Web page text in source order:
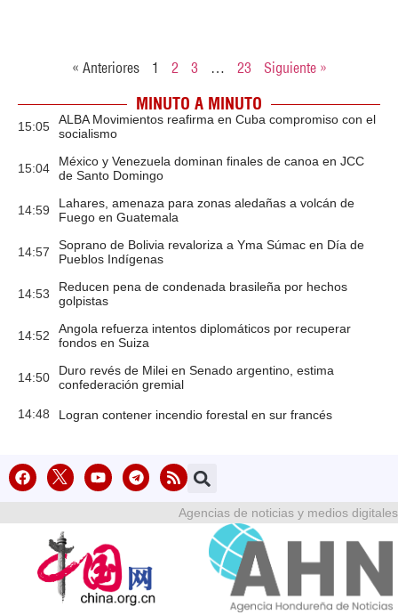
« Anteriores 1 2 3 … 23 Siguiente »
MINUTO A MINUTO
15:05
ALBA Movimientos reafirma en Cuba compromiso con el
socialismo
15:04
México y Venezuela dominan finales de canoa en JCC
de Santo Domingo
14:59
Lahares, amenaza para zonas aledañas a volcán de
Fuego en Guatemala
14:57
Soprano de Bolivia revaloriza a Yma Súmac en Día de
Pueblos Indígenas
14:53
Reducen pena de condenada brasileña por hechos
golpistas
14:52
Angola refuerza intentos diplomáticos por recuperar
fondos en Suiza
14:50
Duro revés de Milei en Senado argentino, estima
confederación gremial
14:48 Logran contener incendio forestal en sur francés
Agencias de noticias y medios digitales